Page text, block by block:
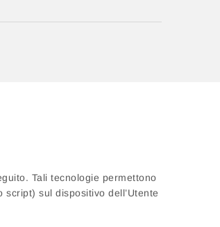
Tali tecnologie permettono
sul dispositivo dell’Utente